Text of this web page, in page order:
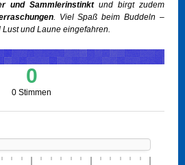
und Sammlerinstinktund birgt zudem
. Viel Spaß beim Buddeln –
und Laune eingefahren.
0
0 Stimmen